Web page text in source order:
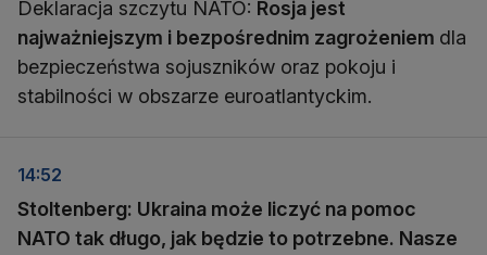
Deklaracja szczytu NATO: Rosja jest
najważniejszym i bezpośrednim zagrożeniem dla
bezpieczeństwa sojuszników oraz pokoju i
stabilności w obszarze euroatlantyckim.
14:52
Stoltenberg: Ukraina może liczyć na pomoc
NATO tak długo, jak będzie to potrzebne. Nasze